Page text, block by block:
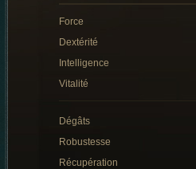
Force
Dextérité
Intelligence
Vitalité
Dégâts
Robustesse
Récupération